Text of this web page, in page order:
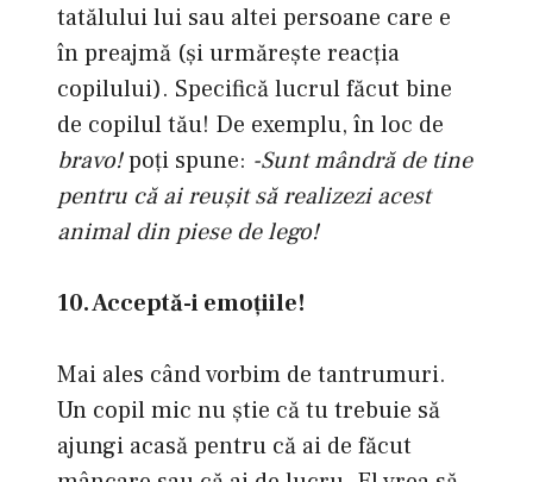
tatălului lui sau altei persoane care e
în preajmă (şi urmăreşte reacţia
copilului). Specifică lucrul făcut bine
de copilul tău! De exemplu, în loc de
bravo!poţi spune: -Sunt mândră de tine
pentru că ai reuşit să realizezi acest
animal din piese de lego!
10. Acceptă-i emoţiile!
Mai ales când vorbim de tantrumuri.
Un copil mic nu ştie că tu trebuie să
ajungi acasă pentru că ai de făcut